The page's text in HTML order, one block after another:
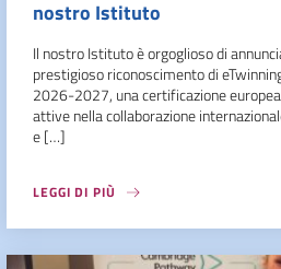
nostro Istituto
Il nostro Istituto è orgoglioso di
prestigioso riconoscimento di
2026-2027, una certificazione
attive nella collaborazione
e […]
LEGGI DI PIÙ